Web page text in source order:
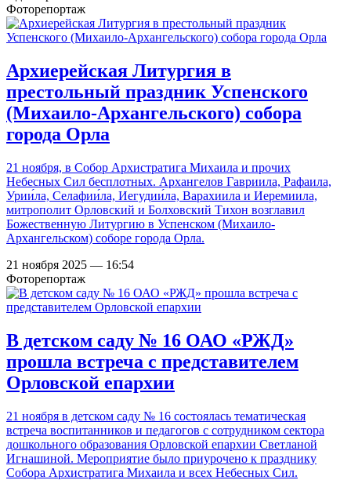
Фоторепортаж
Архиерейская Литургия в
престольный праздник Успенского
(Михаило-Архангельского) собора
города Орла
21 ноября, в Собор Архистратига Михаила и прочих
Небесных Сил бесплотных. Архангелов Гавриила, Рафаила,
Урии́ла, Селафии́ла, Иегудии́ла, Варахиила и Иеремиила,
митрополит Орловский и Болховский Тихон возглавил
Божественную Литургию в Успенском (Михаило-
Архангельском) соборе города Орла.
21 ноября 2025 — 16:54
Фоторепортаж
В детском саду № 16 ОАО «РЖД»
прошла встреча с представителем
Орловской епархии
21 ноября в детском саду № 16 состоялась тематическая
встреча воспитанников и педагогов с сотрудником сектора
дошкольного образования Орловской епархии Светланой
Игнашиной. Мероприятие было приурочено к празднику
Собора Архистратига Михаила и всех Небесных Сил.